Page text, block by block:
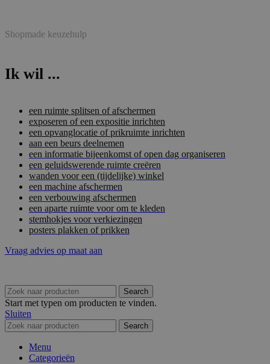
Shopmade keuzehulp
Ik wil ...
een ruimte splitsen of afschermen
exposeren of een expositie inrichten
een opvanglocatie of prikruimte inrichten
aan een beurs deelnemen
een informatie bijeenkomst of open dag organiseren
een geluidswerende ruimte creëren
wanden voor een (tijdelijke) winkel
een machine afschermen
een verbouwing afschermen
een aparte ruimte voor om te kleden
stemhokjes voor verkiezingen
posters plakken of prikken
Vraag advies op maat aan
Search
Start met typen om producten te vinden.
Sluiten
Search
Menu
Categorieën